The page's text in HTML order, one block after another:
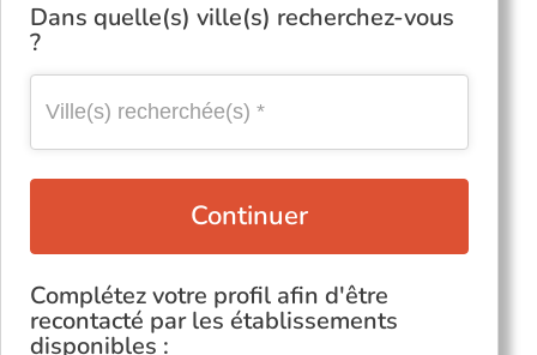
Dans quelle(s) ville(s) recherchez-vous
?
Continuer
Complétez votre profil afin d'être
recontacté par les établissements
disponibles :